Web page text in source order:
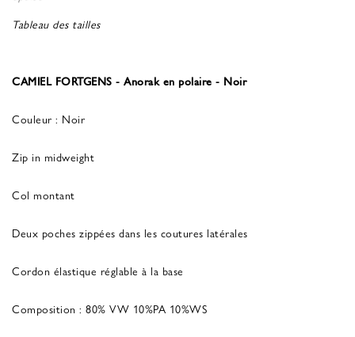
Tableau des tailles
CAMIEL FORTGENS - Anorak en polaire - Noir
Couleur : Noir
Zip in midweight
Col montant
Deux poches zippées dans les coutures latérales
Cordon élastique réglable à la base
Composition : 80% VW 10%PA 10%WS